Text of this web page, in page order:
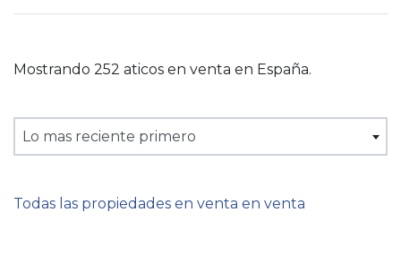
Mostrando 252 aticos en venta en España.
Lo mas reciente primero
Todas las propiedades en venta en venta